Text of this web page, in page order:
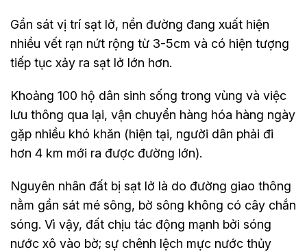
Gần sát vị trí sạt lở, nền đường đang xuất hiện
nhiều vết rạn nứt rộng từ 3-5cm và có hiện tượng
tiếp tục xảy ra sạt lở lớn hơn.
Khoảng 100 hộ dân sinh sống trong vùng và việc
lưu thông qua lại, vận chuyển hàng hóa hàng ngày
gặp nhiều khó khăn (hiện tại, người dân phải đi
hơn 4 km mới ra được đường lớn).
Nguyên nhân đất bị sạt lở là do đường giao thông
nằm gần sát mé sông, bờ sông không có cây chắn
sóng. Vì vậy, đất chịu tác động mạnh bởi sóng
nước xô vào bờ; sự chênh lệch mực nước thủy